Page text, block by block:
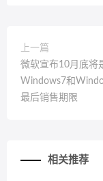
上一篇
微软宣布10月底将
Windows7和
最后销售期限
相关推荐